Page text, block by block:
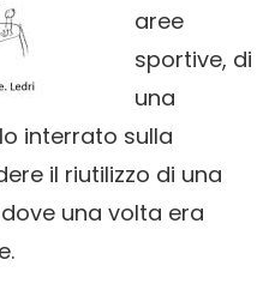
aree
sportive, di
una
interrato sulla
il riutilizzo di una
una volta era